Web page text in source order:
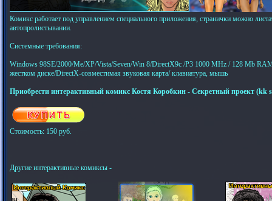
Комикс работает под управлением специального приложения, странички можно
автопролистывании.
Системные требования:
Windows 98SE/2000/Me/XP/Vista/Seven/Win 8/DirectX9c /P3 1000 МHz / 128 Mb
жестком диске/DirectX-совместимая звуковая карта/ клавиатура, мышь
Приобрести интерактивный комикс Костя Коробкин - Секретный проект (kk
Стоимость: 150 руб.
Другие интерактивные комиксы -